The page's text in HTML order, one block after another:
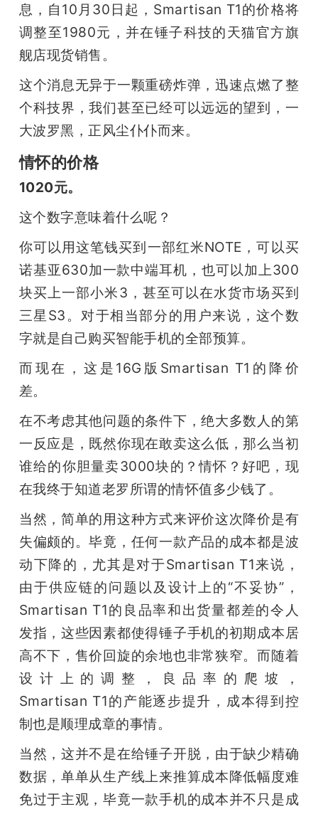
中
GAIR
专
题
爱
机
息，自10月30日起，Smartisan T1的价格将
调整至1980元，并在锤子科技的天猫官方旗
舰店现货销售。
这个消息无异于一颗重磅炸弹，迅速点燃了整
个科技界，我们甚至已经可以远远的望到，一
大波罗黑，正风尘仆仆而来。
情怀的价格
1020元。
这个数字意味着什么呢？
你可以用这笔钱买到一部红米NOTE，可以买
诺基亚630加一款中端耳机，也可以加上300
块买上一部小米3，甚至可以在水货市场买到
三星S3。对于相当部分的用户来说，这个数
字就是自己购买智能手机的全部预算。
而现在，这是16G版Smartisan T1的降价
差。
在不考虑其他问题的条件下，绝大多数人的第
一反应是，既然你现在敢卖这么低，那么当初
谁给的你胆量卖3000块的？情怀？好吧，现
在我终于知道老罗所谓的情怀值多少钱了。
当然，简单的用这种方式来评价这次降价是有
失偏颇的。毕竟，任何一款产品的成本都是波
动下降的，尤其是对于Smartisan T1来说，
由于供应链的问题以及设计上的“不妥协”，
Smartisan T1的良品率和出货量都差的令人
发指，这些因素都使得锤子手机的初期成本居
高不下，售价回旋的余地也非常狭窄。而随着
设计上的调整，良品率的爬坡，
Smartisan T1的产能逐步提升，成本得到控
制也是顺理成章的事情。
当然，这并不是在给锤子开脱，由于缺少精确
数据，单单从生产线上来推算成本降低幅度难
免过于主观，毕竟一款手机的成本并不只是成